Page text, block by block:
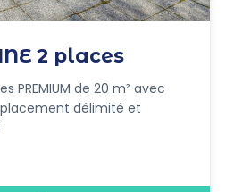
2 places
PREMIUM de 20 m² avec
délimité et